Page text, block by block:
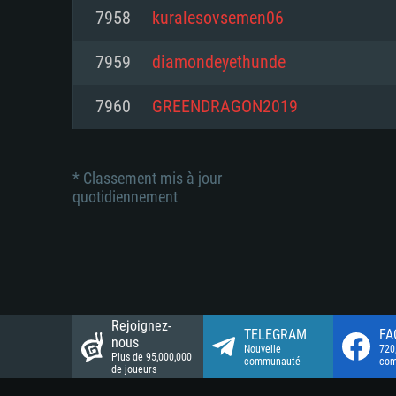
Disque dur: 23.1 Go (client
Disque dur: 62,2 Go (client
Connection: Connexion Internet
Disque dur: 62,2 Go (client
7958 kuralesovsemen06
7959 diamondeyethunde
7960 GREENDRAGON2019
* Classement mis à jour
quotidiennement
Rejoignez-
nous
Plus de 95,000,000
de joueurs
TELEGRAM
Nouvelle
communauté